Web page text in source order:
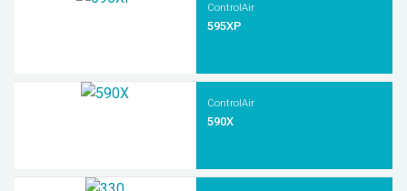
ControlAir
595XP
ControlAir
590X